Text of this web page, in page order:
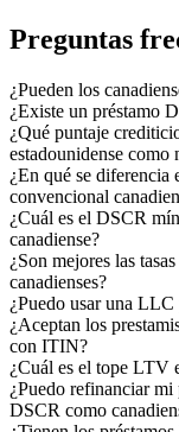
Preguntas
¿Pueden los
¿Existe un préstamo
¿Qué puntaje
estadounidense como
¿En qué se
convencional
¿Cuál es el DSCR
canadiense?
¿Son mejores las
canadienses?
¿Puedo usar una
¿Aceptan los
con ITIN?
¿Cuál es el tope LTV
¿Puedo refinanciar mi
DSCR como